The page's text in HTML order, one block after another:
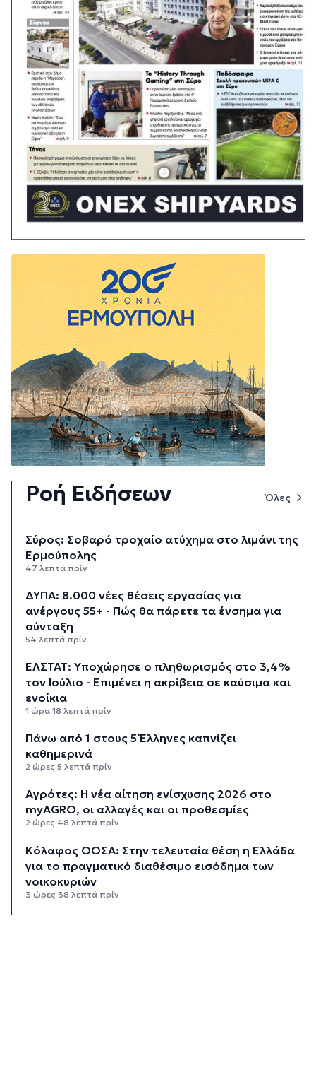
Ροή Ειδήσεων Όλες
Σύρος: Σοβαρό τροχαίο ατύχημα στο λιμάνι της
Ερμούπολης
47 λεπτά πρίν
ΔΥΠΑ: 8.000 νέες θέσεις εργασίας για
ανέργους 55+ - Πώς θα πάρετε τα ένσημα για
σύνταξη
54 λεπτά πρίν
ΕΛΣΤΑΤ: Υποχώρησε ο πληθωρισμός στο 3,4%
τον Ιούλιο - Επιμένει η ακρίβεια σε καύσιμα και
ενοίκια
1 ώρα 18 λεπτά πρίν
Πάνω από 1 στους 5 Έλληνες καπνίζει
καθημερινά
2 ώρες 5 λεπτά πρίν
Αγρότες: Η νέα αίτηση ενίσχυσης 2026 στο
myAGRO, οι αλλαγές και οι προθεσμίες
2 ώρες 48 λεπτά πρίν
Κόλαφος ΟΟΣΑ: Στην τελευταία θέση η Ελλάδα
για το πραγματικό διαθέσιμο εισόδημα των
νοικοκυριών
3 ώρες 38 λεπτά πρίν